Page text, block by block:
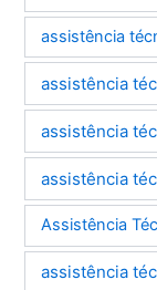
assistência
assistência
assistência
assistência
Assistência
assistência